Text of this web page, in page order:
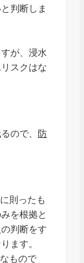
判断しま
が、浸水
スクはな
ので、 防
則ったも
を根拠と
判断をす
ます。
もので